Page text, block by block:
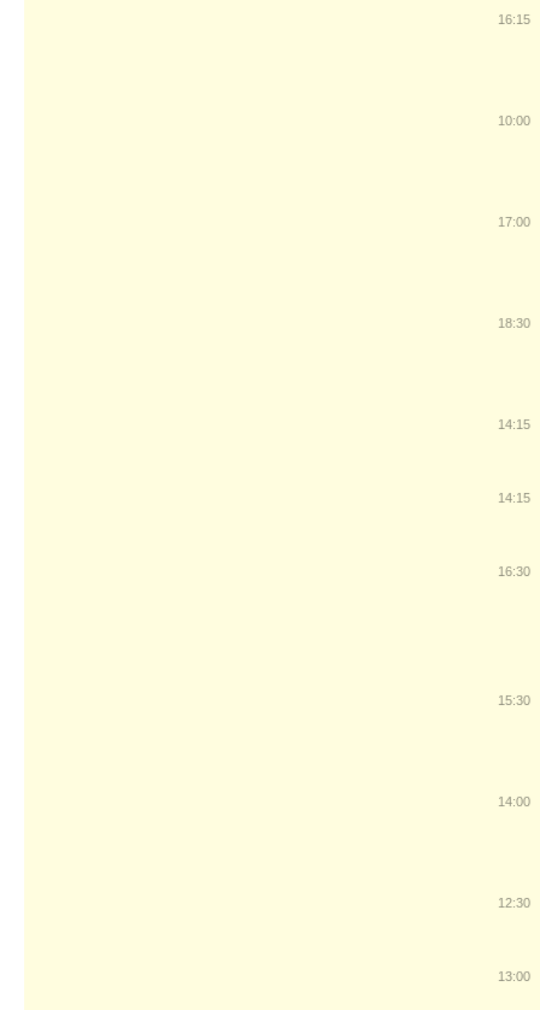
16:15
10:00
17:00
18:30
14:15
14:15
16:30
15:30
14:00
12:30
13:00